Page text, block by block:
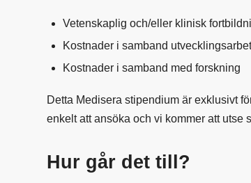
Vetenskaplig och/eller klinisk
Kostnader i samband
Kostnader i samband med forskning
Detta Medisera stipendium är exklusivt
enkelt att ansöka och vi kommer att utse
Hur går det till?